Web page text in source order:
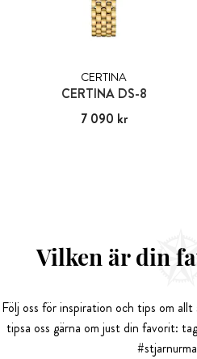
CERTINA
CERTINA DS-8
Pris :7 090 kr
7 090 kr
Vilken är din
Följ oss för inspiration och tips om
tipsa oss gärna om just din favorit: